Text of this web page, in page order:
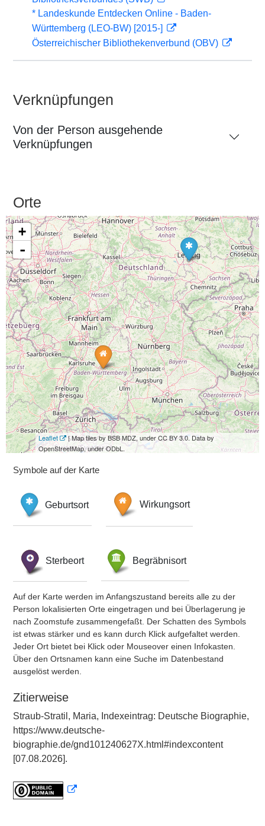
* Landeskunde Entdecken Online - Baden-
Württemberg (LEO-BW) [2015-]
Österreichischer Bibliothekenverbund (OBV)
Verknüpfungen
Von der Person ausgehende
Verknüpfungen
Orte
+
-
Leaflet
| Map tiles by BSB MDZ, under CC BY 3.0. Data by
OpenStreetMap, under ODbL.
Symbole auf der Karte
Geburtsort Wirkungsort
Sterbeort Begräbnisort
Auf der Karte werden im Anfangszustand bereits alle zu der
Person lokalisierten Orte eingetragen und bei Überlagerung je
nach Zoomstufe zusammengefaßt. Der Schatten des Symbols
ist etwas stärker und es kann durch Klick aufgefaltet werden.
Jeder Ort bietet bei Klick oder Mouseover einen Infokasten.
Über den Ortsnamen kann eine Suche im Datenbestand
ausgelöst werden.
Zitierweise
Straub-Stratil, Maria, Indexeintrag: Deutsche Biographie,
https://www.deutsche-
biographie.de/gnd101240627X.html#indexcontent
[07.08.2026].